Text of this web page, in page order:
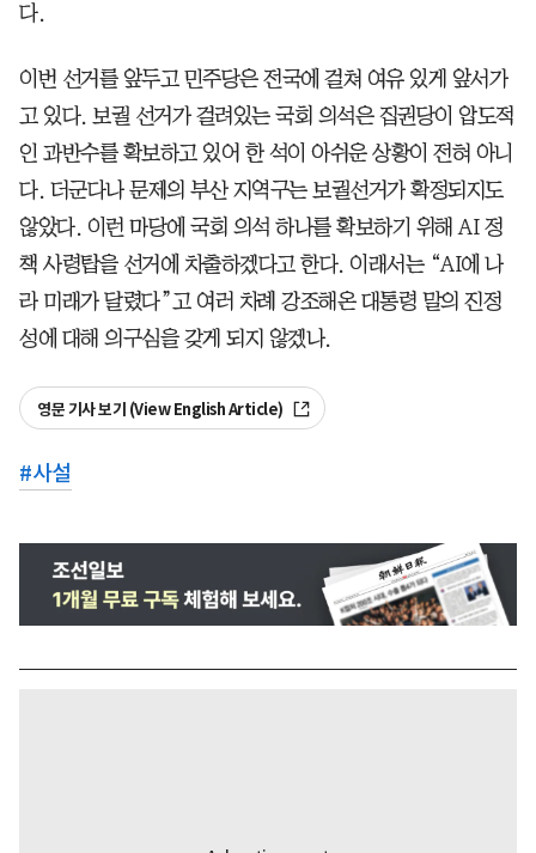
다.
이번 선거를 앞두고 민주당은 전국에 걸쳐 여유 있게 앞서가
고 있다. 보궐 선거가 걸려있는 국회 의석은 집권당이 압도적
인 과반수를 확보하고 있어 한 석이 아쉬운 상황이 전혀 아니
다. 더군다나 문제의 부산 지역구는 보궐선거가 확정되지도
않았다. 이런 마당에 국회 의석 하나를 확보하기 위해 AI 정
책 사령탑을 선거에 차출하겠다고 한다. 이래서는 “AI에 나
라 미래가 달렸다”고 여러 차례 강조해온 대통령 말의 진정
성에 대해 의구심을 갖게 되지 않겠나.
영문 기사 보기 (View English Article)
#사설